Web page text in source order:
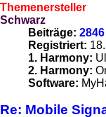
Themenersteller
Schwarz
Beiträge: 2846
Registriert:
1. Harmony:
2. Harmony:
Software:
Re: Mobile